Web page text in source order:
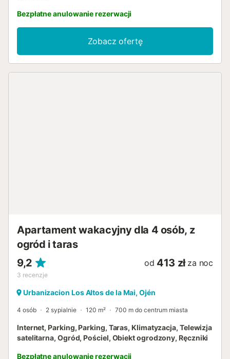
Bezpłatne anulowanie rezerwacji
Zobacz ofertę
Apartament wakacyjny dla 4 osób, z
ogród i taras
9,2
3 recenzje
od 413 zł za noc
Urbanizacion Los Altos de la Mai, Ojén
4 osób 2 sypialnie 120 m² 700 m do centrum miasta
Internet, Parking, Parking, Taras, Klimatyzacja, Telewizja
satelitarna, Ogród, Pościel, Obiekt ogrodzony, Ręczniki
Bezpłatne anulowanie rezerwacji